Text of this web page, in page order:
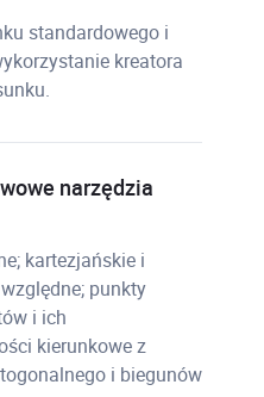
standardowego i
kreatora
narzędzia
kartezjańskie i
punkty
i ich
kierunkowe z
i biegunów